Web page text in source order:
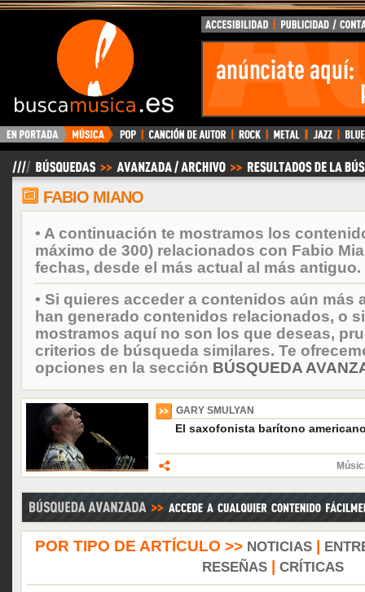
BuscaMusica.es
FABIO MIANO
• A continuación te mostramos los
máximo de 300) relacionados con Fabio
fechas, desde el más actual al más antiguo.
• Si quieres acceder a contenidos aún más
han generado contenidos relacionados, o
mostramos aquí no son los que deseas,
criterios de búsqueda similares. Te
opciones en la sección BÚSQUEDA
GARY SMULYAN
El saxofonista barítono
POR TIPO DE ARTÍCULO >> NOTICIAS|
RESEÑAS| CRÍTICAS